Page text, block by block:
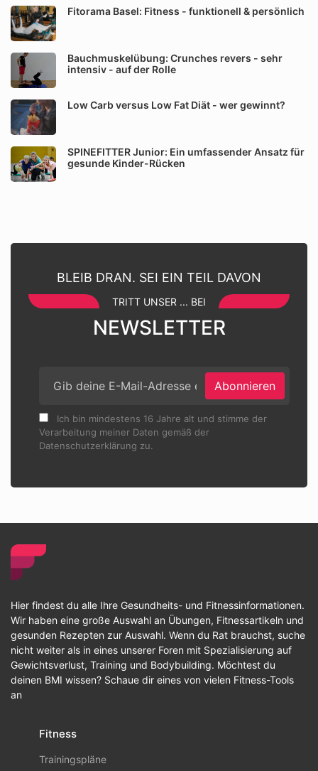
Fitorama Basel: Fitness - funktionell & persönlich
Bauchmuskelübung: Crunches revers - sehr
intensiv - auf der Rolle
Low Carb versus Low Fat Diät - wer gewinnt?
SPINEFITTER Junior: Ein umfassender Ansatz für
gesunde Kinder-Rücken
BLEIB DRAN. SEI EIN TEIL DAVON
TRITT UNSER ... BEI
NEWSLETTER
Abonnieren
Ich bin mindestens 16 Jahre alt und stimme der
Verarbeitung meiner Daten gemäß der
Datenschutzerklärung zu.
Hier findest du alle Ihre Gesundheits- und Fitnessinformationen.
Wir haben eine große Auswahl an Übungen, Fitnessartikeln und
gesunden Rezepten zur Auswahl. Wenn du Rat brauchst, suche
nicht weiter als in eines unserer Foren mit Spezialisierung auf
Gewichtsverlust, Training und Bodybuilding. Möchtest du
deinen BMI wissen? Schaue dir eines von vielen Fitness-Tools
an
Fitness
Trainingspläne